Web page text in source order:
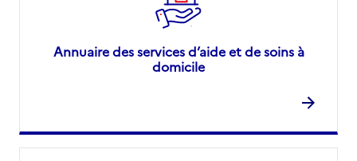
Annuaire des services d’aide et de soins à
domicile